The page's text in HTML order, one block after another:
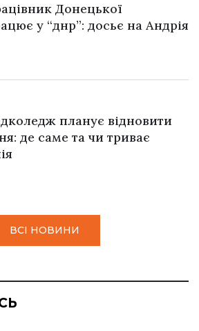
Донецької
у “днр”: досьє на Андрія
планує відновити
де саме та чи триває
ВСІ НОВИНИ